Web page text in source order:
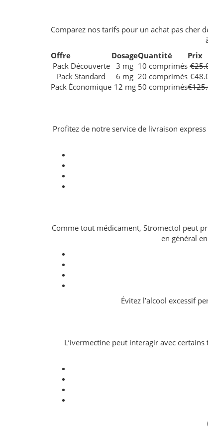
Comparez nos tarifs pour un achat pas cher
Offre
DosageQuantité Prix
Pack Découverte
3 mg 10 comprimés
Pack Standard
6 mg 20 comprimés
Pack Économique 12 mg 50 comprimés
Profitez de notre service de livraison
Comme tout médicament, Stromectol peut
en général
Évitez l’alcool excessif
L’ivermectine peut interagir avec